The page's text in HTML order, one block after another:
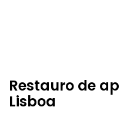
Restauro de
Lisboa